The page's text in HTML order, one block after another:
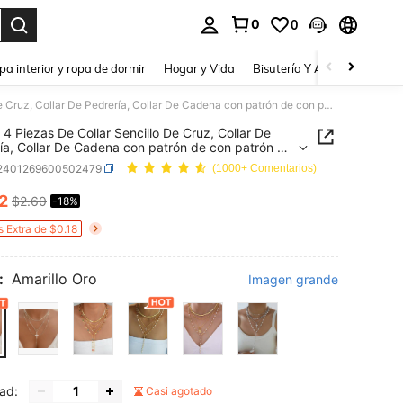
0 0
interior y ropa de dormir Hogar y Vida Bisutería Y Accesorios
Set De 4 Piezas De Collar Sencillo De Cruz, Collar De Pedrería, Collar De Cadena con patrón de con patrón de piel de serpiente Y Flecos, Ideal Para Citas Y Vacaciones Femeninas.
4 Piezas De Collar Sencillo De Cruz, Collar De
Collar De Cadena con patrón de con patrón de
serpiente Y Flecos, Ideal Para Citas Y Vacaciones
(1000+ Comentarios)
AND AVAILABILITY
$2.60 -18%
Extra de $0.18
Amarillo Oro Imagen grande
Casi agotado